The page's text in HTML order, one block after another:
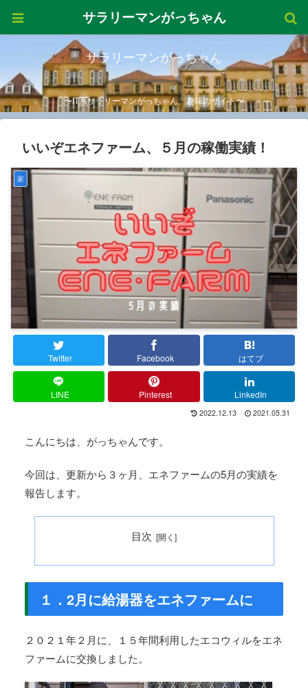
サラリーマンがっちゃん
〜IT系サラリーマンがっちゃん、趣味のサイト〜
いいぞエネファーム、５月の稼働実績！
家
Twitter Facebook はてブ
LINE Pinterest LinkedIn
2022.12.13 2021.05.31
こんにちは、がっちゃんです。
今回は、更新から３ヶ月、エネファームの5月の実績を
報告します。
目次
１．2月に給湯器をエネファームに
２０２１年２月に、１５年間利用したエコウィルをエネ
ファームに交換しました。
サラリーマンがっちゃん